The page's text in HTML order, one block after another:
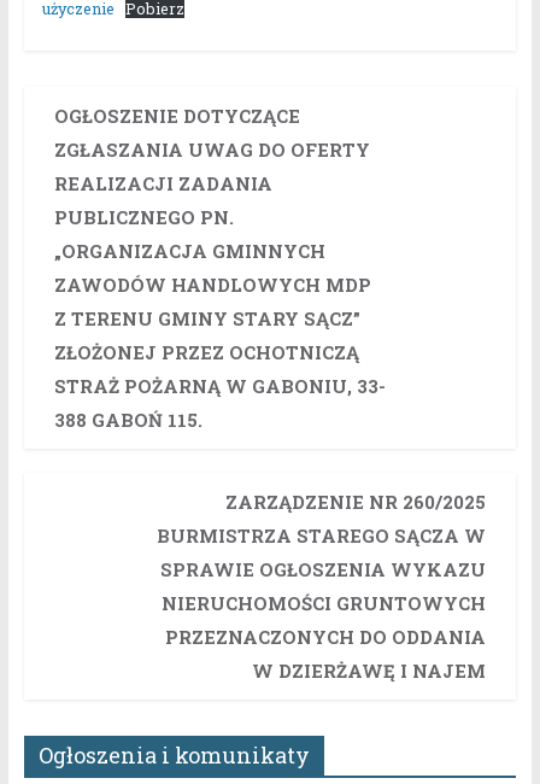
użyczenie
Pobierz
OGŁOSZENIE DOTYCZĄCE
ZGŁASZANIA UWAG DO OFERTY
REALIZACJI ZADANIA
PUBLICZNEGO PN.
„ORGANIZACJA GMINNYCH
ZAWODÓW HANDLOWYCH MDP
Z TERENU GMINY STARY SĄCZ”
ZŁOŻONEJ PRZEZ OCHOTNICZĄ
STRAŻ POŻARNĄ W GABONIU, 33-
388 GABOŃ 115.
ZARZĄDZENIE NR 260/2025
BURMISTRZA STAREGO SĄCZA W
SPRAWIE OGŁOSZENIA WYKAZU
NIERUCHOMOŚCI GRUNTOWYCH
PRZEZNACZONYCH DO ODDANIA
W DZIERŻAWĘ I NAJEM
Ogłoszenia i komunikaty